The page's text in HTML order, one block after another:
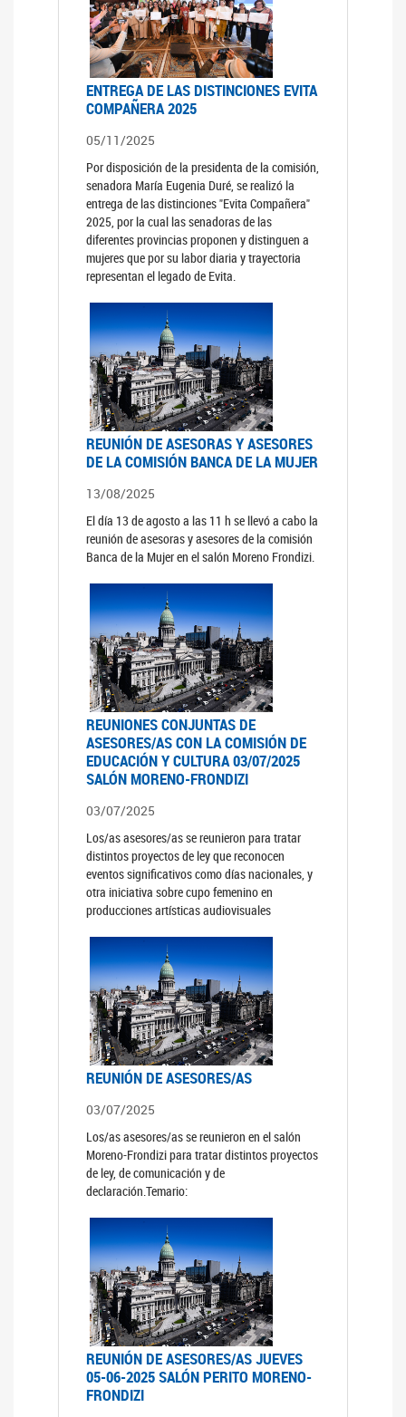
ENTREGA DE LAS DISTINCIONES EVITA
COMPAÑERA 2025
05/11/2025
Por disposición de la presidenta de la comisión,
senadora María Eugenia Duré, se realizó la
entrega de las distinciones "Evita Compañera"
2025, por la cual las senadoras de las
diferentes provincias proponen y distinguen a
mujeres que por su labor diaria y trayectoria
representan el legado de Evita.
REUNIÓN DE ASESORAS Y ASESORES
DE LA COMISIÓN BANCA DE LA MUJER
13/08/2025
El día 13 de agosto a las 11 h se llevó a cabo la
reunión de asesoras y asesores de la comisión
Banca de la Mujer en el salón Moreno Frondizi.
REUNIONES CONJUNTAS DE
ASESORES/AS CON LA COMISIÓN DE
EDUCACIÓN Y CULTURA 03/07/2025
SALÓN MORENO-FRONDIZI
03/07/2025
Los/as asesores/as se reunieron para tratar
distintos proyectos de ley que reconocen
eventos significativos como días nacionales, y
otra iniciativa sobre cupo femenino en
producciones artísticas audiovisuales
REUNIÓN DE ASESORES/AS
03/07/2025
Los/as asesores/as se reunieron en el salón
Moreno-Frondizi para tratar distintos proyectos
de ley, de comunicación y de
declaración.Temario:
REUNIÓN DE ASESORES/AS JUEVES
05-06-2025 SALÓN PERITO MORENO-
FRONDIZI